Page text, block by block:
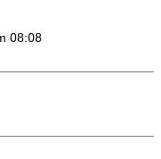
08:08